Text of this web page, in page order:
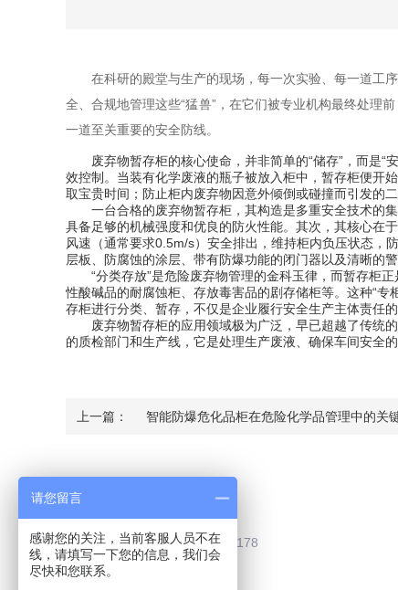
在科研的殿堂与生产的现场，每一次实验、每一道工
全、合规地管理这些“猛兽”，在它们被专业机构最终处理
一道至关重要的安全防线。
废弃物暂存柜的核心使命，并非简单的“储存”，而是“
效控制。当装有化学废液的瓶子被放入柜中，暂存柜便开
取宝贵时间；防止柜内废弃物因意外倾倒或碰撞而引发的
一台合格的废弃物暂存柜，其构造是多重安全技术的集
具备足够的机械强度和优良的防火性能。其次，其核心在
风速（通常要求0.5m/s）安全排出，维持柜内负压状态，
层板、防腐蚀的涂层、带有防爆功能的闭门器以及清晰的
“分类存放”是危险废弃物管理的金科玉律，而暂存柜正
性酸碱品的耐腐蚀柜、存放毒害品的剧存储柜等。这种“
存柜进行分类、暂存，不仅是企业履行安全生产主体责任
废弃物暂存柜的应用领域极为广泛，早已超越了传统的
的质检部门和生产线，它是处理生产废液、确保车间安全
上一篇： 智能防爆危化品柜在危险化学品管理中的关
Contact Us
联系电话：0510-83787178
联系QQ：2505929195
请您留言
感谢您的关注，当前客服人员不在
线，请填写一下您的信息，我们会
尽快和您联系。